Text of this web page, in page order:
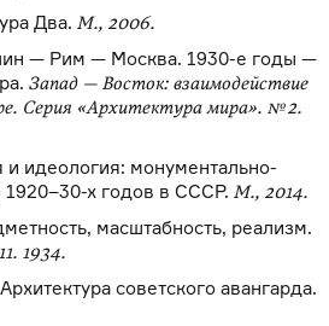
Два. М., 2006.
— Рим — Москва. 1930-е годы —
Запад — Восток: взаимодействие
Серия «Архитектура мира». № 2.
и идеология: монументально-
х годов в СССР. М., 2014.
масштабность, реализм.
1934.
Архитектура советского авангарда.